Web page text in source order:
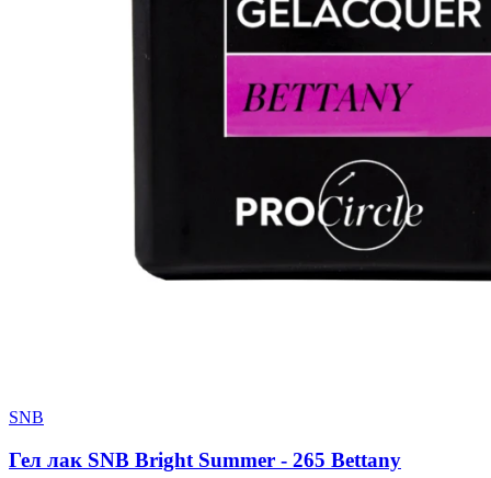
SNB
Гел лак SNB Bright Summer - 265 Bettany